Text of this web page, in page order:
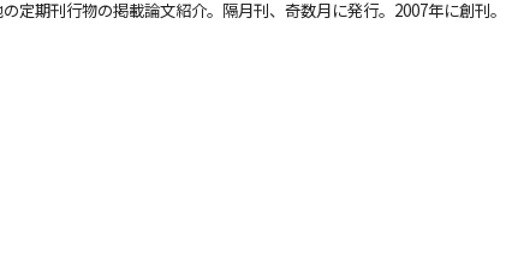
定期刊行物の掲載論文紹介。隔月刊、奇数月に発行。2007年に創刊。